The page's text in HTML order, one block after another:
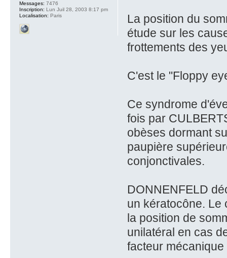
La position du
étude sur les
frottements des
C'est le "Floppy
Ce syndrome
fois par
obèses dormant
paupière
conjonctivales.
DONNENFELD
un kératocône. Le
la position de
unilatéral en cas
facteur
Messages: 7476
Inscription: Lun Juil 28, 2003 8:17 pm
Localisation: Paris